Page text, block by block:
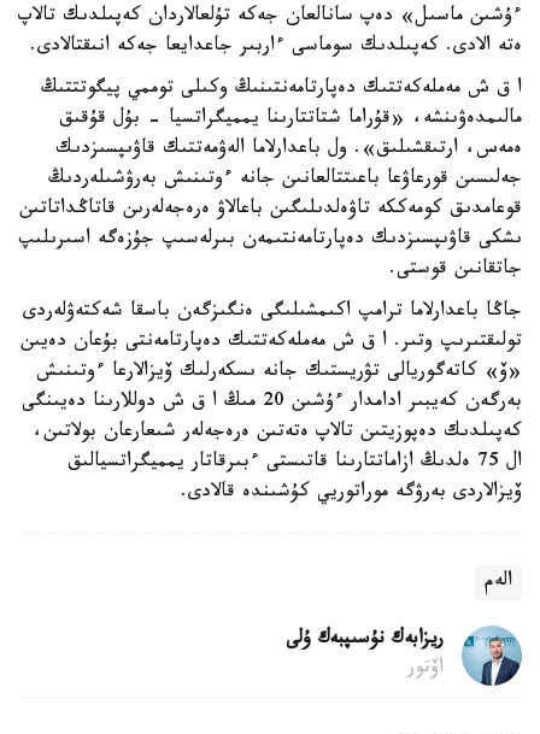
ءۇشىن ماسىل» دەپ سانالعان جەكە تۇلعالاردان كەپىلدىك تالاپ
ەتە الادى. كەپىلدىك سوماسى ءاربىر جاعدايعا جەكە انىقتالادى.
ا ق ش مەملەكەتتىك دەپارتامەنتىنىڭ وكىلى توممي پيگوتتتىڭ
مالىمدەۋىنشە، «قۇراما شتاتتارىنا يمميگراتسيا - بۇل قۇقىق
ەمەس، ارتىقشىلىق». ول باعدارلاما الەۋمەتتىك قاۋىپسىزدىك
جەلىسىن قورعاۋعا باعىتتالعانىن جانە ءوتىنىش بەرۋشىلەردىڭ
قوعامدىق كومەككە تاۋەلدىلىگىن باعالاۋ ەرەجەلەرىن قاتاڭداتاتىن
ىشكى قاۋىپسىزدىك دەپارتامەنتىمەن بىرلەسىپ جۇزەگە اسىرىلىپ
جاتقانىن قوستى.
جاڭا باعدارلاما ترامپ اكىمشىلىگى ەنگىزگەن باسقا شەكتەۋلەردى
تولىقتىرىپ وتىر. ا ق ش مەملەكەتتىك دەپارتامەنتى بۇعان دەيىن
«ۆ» كاتەگوريالى تۋريستىك جانە ىسكەرلىك ۆيزالارعا ءوتىنىش
بەرگەن كەيبىر ادامدار ءۇشىن 20 مىڭ ا ق ش دوللارىنا دەيىنگى
كەپىلدىك دەپوزيتىن تالاپ ەتەتىن ەرەجەلەر شىعارعان بولاتىن،
ال 75 ەلدىڭ ازاماتتارىنا قاتىستى ءبىرقاتار يمميگراتسيالىق
ۆيزالاردى بەرۋگە موراتوريي كۇشىندە قالادى.
الەم
ريزابەك نۇسىپبەك ۇلى
اۆتور